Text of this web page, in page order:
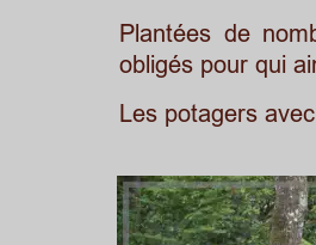
Plantées de
obligés pour qui
Les potagers